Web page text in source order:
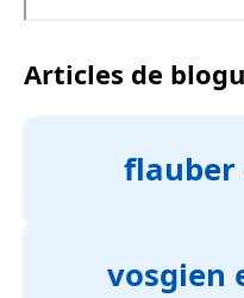
Articles de
flauber
vosgien